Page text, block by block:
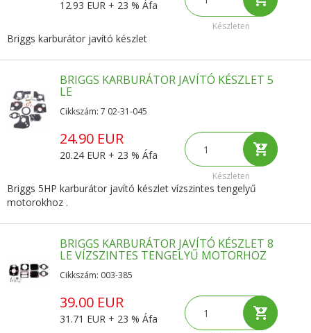
12.93 EUR + 23 % Áfa
Készleten
Briggs karburátor javító készlet
BRIGGS KARBURÁTOR JAVÍTÓ KÉSZLET 5
LE
Cikkszám: 7 02-31-045
24.90 EUR
20.24 EUR + 23 % Áfa
Készleten
Briggs 5HP karburátor javító készlet vízszintes tengelyű
motorokhoz .
BRIGGS KARBURÁTOR JAVÍTÓ KÉSZLET 8
LE VÍZSZINTES TENGELYŰ MOTORHOZ
Cikkszám: 003-385
39.00 EUR
31.71 EUR + 23 % Áfa